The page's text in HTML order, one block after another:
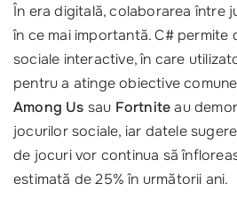
În era digitală, colaborarea între
în ce mai importantă. C#
sociale interactive, în care
pentru a atinge obiective
Among Us sau Fortniteau
jocurilor sociale, iar datele
de jocuri vor continua să
estimată de 25% în următorii ani.